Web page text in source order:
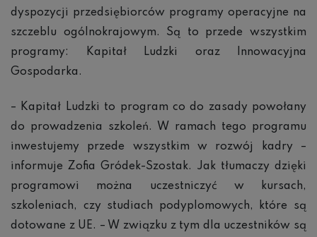
dyspozycji przedsiębiorców programy operacyjne na
szczeblu ogólnokrajowym. Są to przede wszystkim
programy: Kapitał Ludzki oraz Innowacyjna
Gospodarka.
– Kapitał Ludzki to program co do zasady powołany
do prowadzenia szkoleń. W ramach tego programu
inwestujemy przede wszystkim w rozwój kadry –
informuje Zofia Gródek-Szostak. Jak tłumaczy dzięki
programowi można uczestniczyć w kursach,
szkoleniach, czy studiach podyplomowych, które są
dotowane z UE. – W związku z tym dla uczestników są